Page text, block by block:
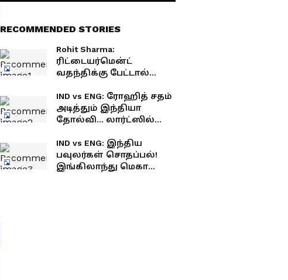
RECOMMENDED STORIES
Rohit Sharma:
ரிட்டையர்மென்ட்
வதந்திக்கு பேட்டால்
வரலாற்று சதம் அடித்த
ஹிட்மேன்!
IND vs ENG: ரோஹித் சதம்
அடித்தும் இந்தியா
தோல்வி... லார்ட்ஸில்
இடங்கள்..
IND vs ENG: இந்திய
பவுலர்கள் சொதப்பல்!
இங்கிலாந்து மெகா